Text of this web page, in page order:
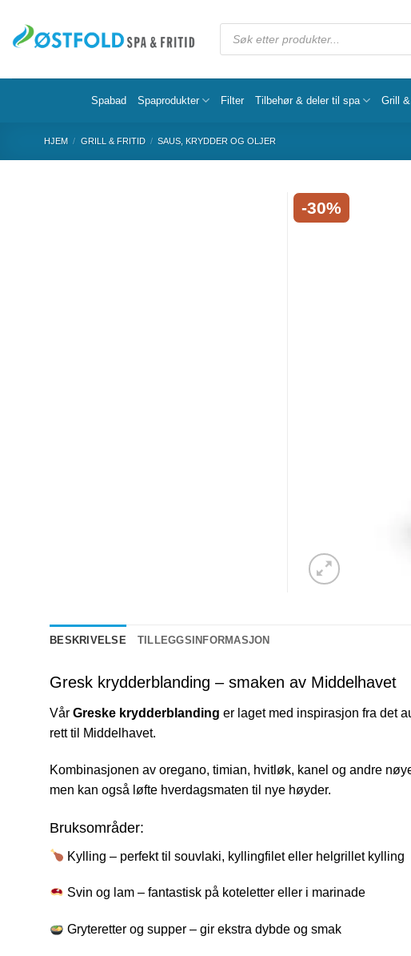
Spabad Spaprodukter Filter Tilbehør & deler til spa Grill
HJEM / GRILL & FRITID / SAUS, KRYDDER OG OLJER
-30%
BESKRIVELSE TILLEGGSINFORMASJON
Gresk krydderblanding – smaken av Middelhavet
Vår Greske krydderblanding er laget med inspirasjon fra det
rett til Middelhavet.
Kombinasjonen av oregano, timian, hvitløk, kanel og andre
men kan også løfte hverdagsmaten til nye høyder.
Bruksområder:
Kylling – perfekt til souvlaki, kyllingfilet eller helgrillet kylling
Svin og lam – fantastisk på koteletter eller i marinade
Gryteretter og supper – gir ekstra dybde og smak